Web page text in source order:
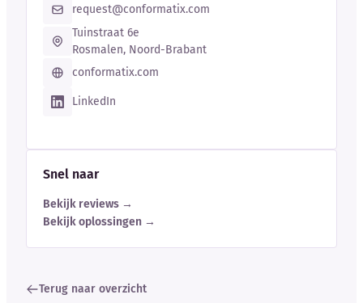
request@conformatix.com
Tuinstraat 6e
Rosmalen, Noord-Brabant
conformatix.com
LinkedIn
Snel naar
Bekijk reviews →
Bekijk oplossingen →
Terug naar overzicht